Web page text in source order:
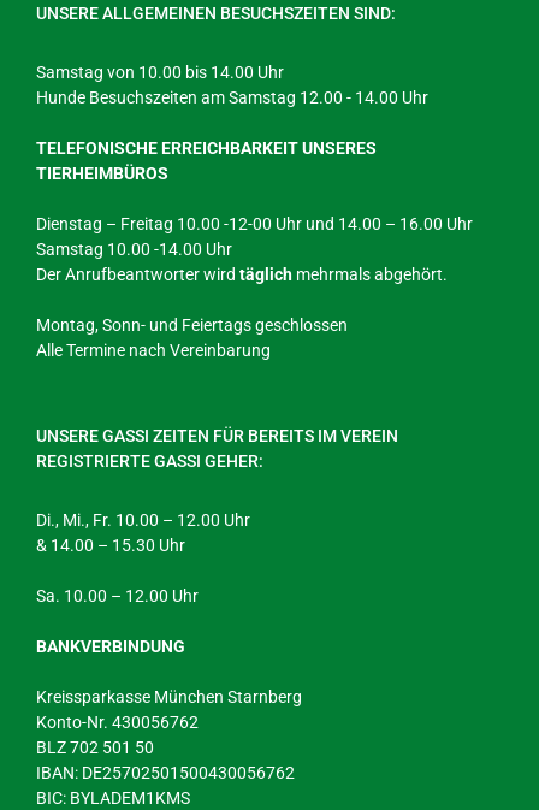
UNSERE ALLGEMEINEN BESUCHSZEITEN SIND:
Samstag von 10.00 bis 14.00 Uhr
Hunde Besuchszeiten am Samstag 12.00 - 14.00 Uhr
TELEFONISCHE ERREICHBARKEIT UNSERES
TIERHEIMBÜROS
Dienstag – Freitag 10.00 -12-00 Uhr und 14.00 – 16.00 Uhr
Samstag 10.00 -14.00 Uhr
Der Anrufbeantworter wird täglich mehrmals abgehört.
Montag, Sonn- und Feiertags geschlossen
Alle Termine nach Vereinbarung
UNSERE GASSI ZEITEN FÜR BEREITS IM VEREIN
REGISTRIERTE GASSI GEHER:
Di., Mi., Fr. 10.00 – 12.00 Uhr
& 14.00 – 15.30 Uhr
Sa. 10.00 – 12.00 Uhr
BANKVERBINDUNG
Kreissparkasse München Starnberg
Konto-Nr. 430056762
BLZ 702 501 50
IBAN: DE25702501500430056762
BIC: BYLADEM1KMS